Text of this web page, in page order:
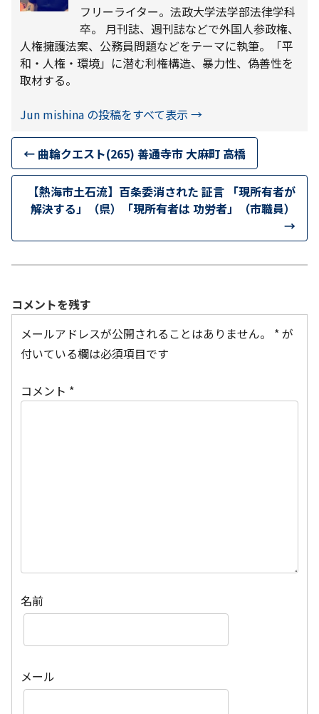
フリーライター。法政大学法学部法律学科
卒。 月刊誌、週刊誌などで外国人参政権、
人権擁護法案、公務員問題などをテーマに執筆。「平
和・人権・環境」に潜む利権構造、暴力性、偽善性を
取材する。
Jun mishina の投稿をすべて表示 →
← 曲輪クエスト(265) 善通寺市 大麻町 高橋
【熱海市土石流】百条委消された 証言 「現所有者が
解決する」（県）「現所有者は 功労者」（市職員）
→
コメントを残す
メールアドレスが公開されることはありません。
*が
付いている欄は必須項目です
コメント *
名前
メール